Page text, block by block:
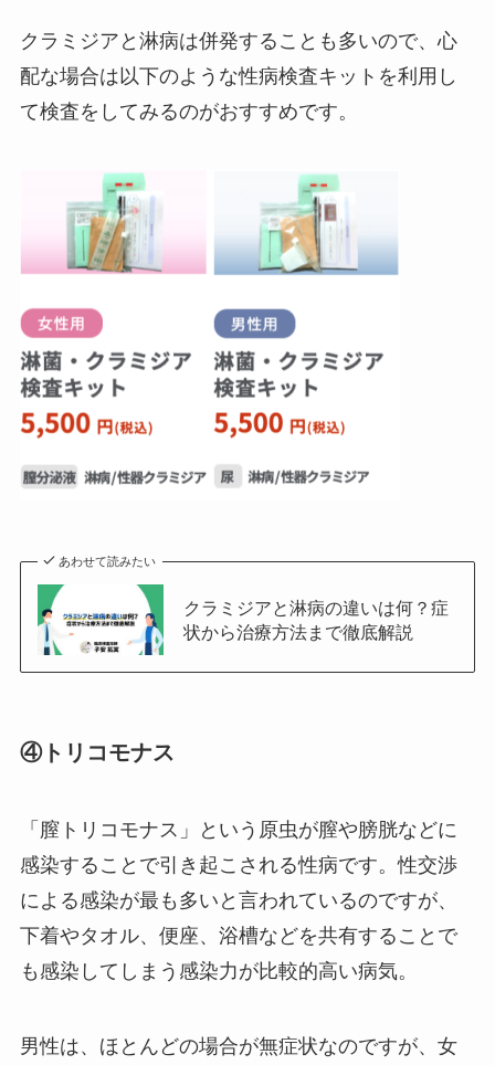
クラミジアと淋病は併発することも多いので、心
配な場合は以下のような性病検査キットを利用し
て検査をしてみるのがおすすめです。
あわせて読みたい
クラミジアと淋病の違いは何？症
状から治療方法まで徹底解説
④トリコモナス
「膣トリコモナス」という原虫が膣や膀胱などに
感染することで引き起こされる性病です。性交渉
による感染が最も多いと言われているのですが、
下着やタオル、便座、浴槽などを共有することで
も感染してしまう感染力が比較的高い病気。
男性は、ほとんどの場合が無症状なのですが、女